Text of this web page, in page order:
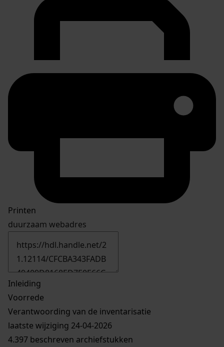
Printen
duurzaam webadres
Inleiding
Voorrede
Verantwoording van de inventarisatie
laatste wijziging 24-04-2026
4.397 beschreven archiefstukken